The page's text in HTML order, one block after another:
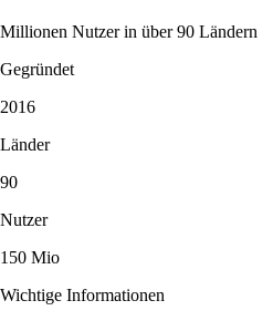
Millionen Nutzer in über 90 Ländern
Gegründet
2016
Länder
90
Nutzer
150 Mio
Wichtige Informationen